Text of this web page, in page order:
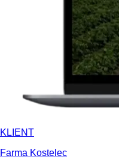
KLIENT
Farma Kostelec